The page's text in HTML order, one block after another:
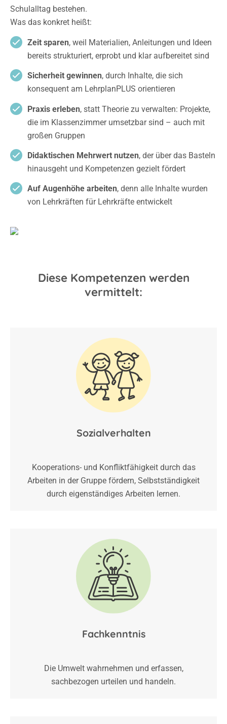
Schulalltag bestehen.
Was das konkret heißt:
Zeit sparen, weil Materialien, Anleitungen und Ideen
bereits strukturiert, erprobt und klar aufbereitet sind
Sicherheit gewinnen, durch Inhalte, die sich
konsequent am LehrplanPLUS orientieren
Praxis erleben, statt Theorie zu verwalten: Projekte,
die im Klassenzimmer umsetzbar sind – auch mit
großen Gruppen
Didaktischen Mehrwert nutzen, der über das Basteln
hinausgeht und Kompetenzen gezielt fördert
Auf Augenhöhe arbeiten, denn alle Inhalte wurden
von Lehrkräften für Lehrkräfte entwickelt
Diese Kompetenzen werden
vermittelt:
Sozialverhalten
Kooperations- und Konfliktfähigkeit durch das
Arbeiten in der Gruppe fördern, Selbstständigkeit
durch eigenständiges Arbeiten lernen.
Fachkenntnis
Die Umwelt wahrnehmen und erfassen,
sachbezogen urteilen und handeln.